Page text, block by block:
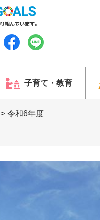
子育て・教育
> 令和6年度